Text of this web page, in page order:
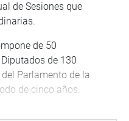
de Sesiones que
de 50
de 130
Parlamento de la
de cinco años.